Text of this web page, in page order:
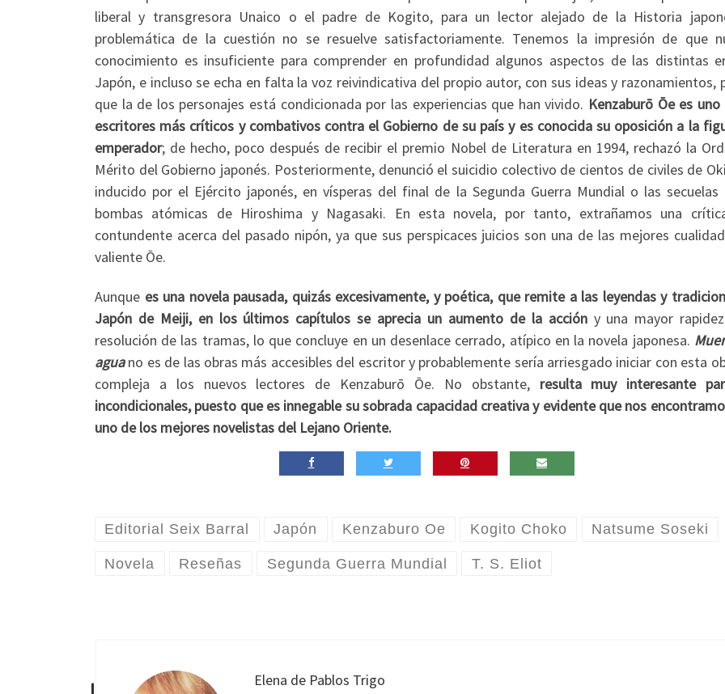
liberal y transgresora Unaico o el padre de Kogito, para un lector alejado de la Historia
problemática de la cuestión no se resuelve satisfactoriamente. Tenemos la impresión de que
conocimiento es insuficiente para comprender en profundidad algunos aspectos de las distintas
Japón, e incluso se echa en falta la voz reivindicativa del propio autor, con sus ideas y razonamientos,
que la de los personajes está condicionada por las experiencias que han vivido. Kenzaburō Ōe es
escritores más críticos y combativos contra el Gobierno de su país y es conocida su oposición a la
emperador; de hecho, poco después de recibir el premio Nobel de Literatura en 1994, rechazó la
Mérito del Gobierno japonés. Posteriormente, denunció el suicidio colectivo de cientos de civiles de
inducido por el Ejército japonés, en vísperas del final de la Segunda Guerra Mundial o las secuelas
bombas atómicas de Hiroshima y Nagasaki. En esta novela, por tanto, extrañamos una
contundente acerca del pasado nipón, ya que sus perspicaces juicios son una de las mejores
valiente Ōe.
Aunque es una novela pausada, quizás excesivamente, y poética, que remite a las leyendas y
Japón de Meiji, en los últimos capítulos se aprecia un aumento de la accióny una mayor
resolución de las tramas, lo que concluye en un desenlace cerrado, atípico en la novela japonesa.
aguano es de las obras más accesibles del escritor y probablemente sería arriesgado iniciar con esta
compleja a los nuevos lectores de Kenzaburō Ōe. No obstante, resulta muy interesante
incondicionales, puesto que es innegable su sobrada capacidad creativa y evidente que nos
uno de los mejores novelistas del Lejano Oriente.
Editorial Seix Barral Japón Kenzaburo Oe Kogito Choko Natsume Soseki
Novela Reseñas Segunda Guerra Mundial T. S. Eliot
Elena de Pablos Trigo